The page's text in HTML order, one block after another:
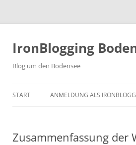
Zum
IronBlogging
Blog um den Bodensee
START ANMELDUNG ALS
Zusammenfassung der